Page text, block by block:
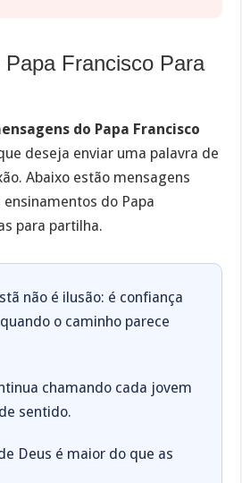
Papa Francisco Para
do Papa Francisco
deseja enviar uma palavra de
Abaixo estão mensagens
do Papa
para partilha.
não é ilusão: é confiança
o caminho parece
chamando cada jovem
sentido.
Deus é maior do que as